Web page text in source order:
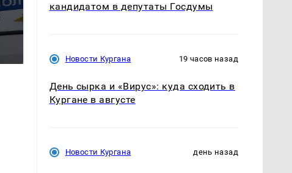
России: Европа?
кандидатом в депутаты Госдумы
Новости Кургана 19 часов назад
День сырка и «Вирус»: куда сходить в
Кургане в августе
Новости Кургана день назад